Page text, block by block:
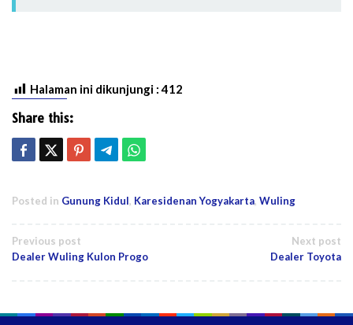
Halaman ini dikunjungi : 412
Share this:
Posted in Gunung Kidul, Karesidenan Yogyakarta, Wuling
Post
Previous post
Dealer Wuling Kulon Progo
Next post
Dealer Toyota